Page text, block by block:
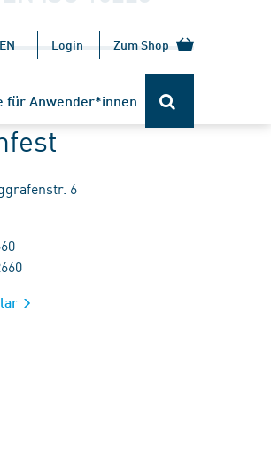
EN Login Zum Shop
für Anwender*innen
6